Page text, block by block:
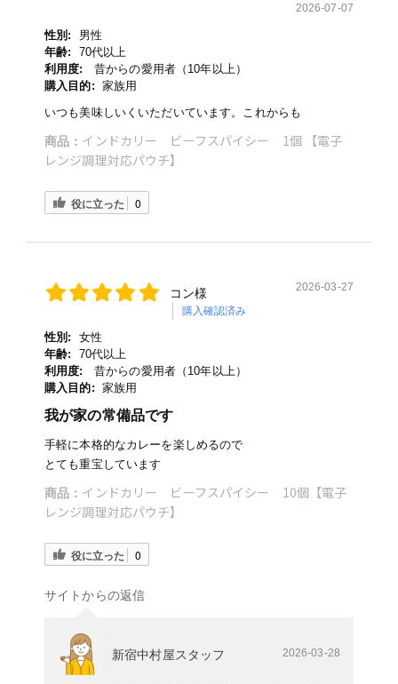
2026-07-07
性別:
男性
年齢:
70代以上
利用度:
昔からの愛用者（10年以上）
購入目的: 家族用
いつも美味しいくいただいています。これからも
商品： インドカリー ビーフスパイシー 1個 【電子
レンジ調理対応パウチ】
役に立った 0
コン様
購入確認済み
2026-03-27
性別:
女性
年齢:
70代以上
利用度:
昔からの愛用者（10年以上）
購入目的: 家族用
我が家の常備品です
手軽に本格的なカレーを楽しめるので
とても重宝しています
商品： インドカリー ビーフスパイシー 10個【電子
レンジ調理対応パウチ】
役に立った 0
サイトからの返信
新宿中村屋スタッフ 2026-03-28